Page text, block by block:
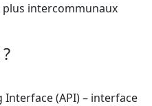
plus intercommunaux
(API) – interface